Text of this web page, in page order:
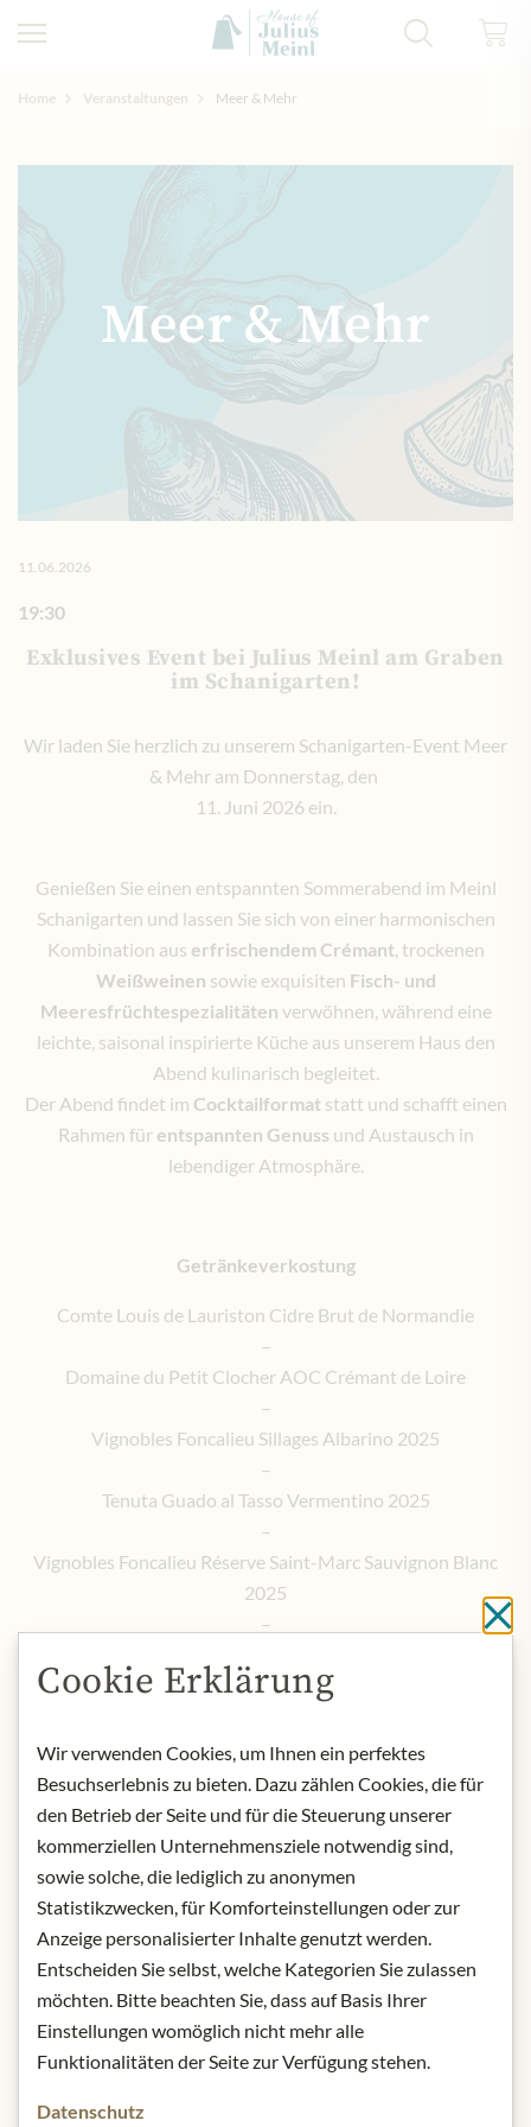
Home Veranstaltungen Meer & Mehr
Meer & Mehr
11.06.2026
19:30
Exklusives Event bei Julius Meinl am Graben
im Schanigarten!
Wir laden Sie herzlich zu unserem Schanigarten-Event Meer
& Mehr am Donnerstag, den
11. Juni 2026 ein.
Genießen Sie einen entspannten Sommerabend im Meinl
Schanigarten und lassen Sie sich von einer harmonischen
Kombination aus erfrischendem Crémant, trockenen
Weißweinen sowie exquisiten Fisch- und
Meeresfrüchtespezialitäten verwöhnen, während eine
leichte, saisonal inspirierte Küche aus unserem Haus den
Abend kulinarisch begleitet.
Der Abend findet im Cocktailformatstatt und schafft einen
Rahmen für entspannten Genuss und Austausch in
lebendiger Atmosphäre.
Getränkeverkostung
Comte Louis de Lauriston Cidre Brut de Normandie
–
Domaine du Petit Clocher AOC Crémant de Loire
–
Vignobles Foncalieu Sillages Albarino 2025
–
Tenuta Guado al Tasso Vermentino 2025
–
Vignobles Foncalieu Réserve Saint-Marc Sauvignon Blanc
2025
–
AlsGourmet Club Mitgliederhalten Sie exklusiven Zugang
zum Ticket-Vorzugspreis von€59,-statt€69,-.
Melden Sie sich hier an
Hier geht es zu den Tickets
*Die Speisen werden als Flying Dinner
serviert. Änderungen
Bei Allergien oder Unverträglichkeiten kontaktieren Sie uns
Cookie Erklärung
Wir verwenden Cookies, um Ihnen ein perfektes
Besuchserlebnis zu bieten. Dazu zählen Cookies, die für
den Betrieb der Seite und für die Steuerung unserer
kommerziellen Unternehmensziele notwendig sind,
sowie solche, die lediglich zu anonymen
Statistikzwecken, für Komforteinstellungen oder zur
Anzeige personalisierter Inhalte genutzt werden.
Entscheiden Sie selbst, welche Kategorien Sie zulassen
möchten. Bitte beachten Sie, dass auf Basis Ihrer
Einstellungen womöglich nicht mehr alle
Funktionalitäten der Seite zur Verfügung stehen.
Datenschutz